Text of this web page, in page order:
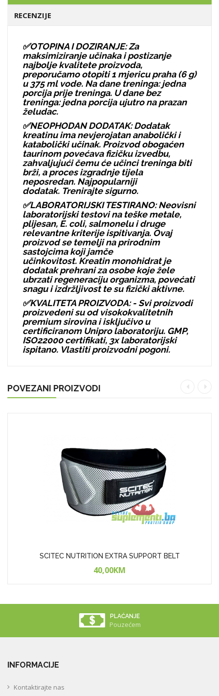
RECENZIJE
✅OTOPINA I DOZIRANJE: Za
maksimiziranje učinaka i postizanje
najbolje kvalitete proizvoda,
preporučamo otopiti 1 mjericu praha (6 g)
u 375 ml vode. Na dane treninga: jedna
porcija prije treninga. U dane bez
treninga: jedna porcija ujutro na prazan
želudac.
✅NEOPHODAN DODATAK: Dodatak
kreatinu ima nevjerojatan anabolički i
katabolički učinak. Proizvod obogaćen
taurinom povećava fizičku izvedbu,
zahvaljujući čemu će učinci treninga biti
brži, a proces izgradnje tijela
neposredan. Najpopularniji
dodatak. Trenirajte sigurno.
✅LABORATORIJSKI TESTIRANO: Neovisni
laboratorijski testovi na teške metale,
plijesan, E. coli, salmonelu i druge
relevantne kriterije ispitivanja. Ovaj
proizvod se temelji na prirodnim
sastojcima koji jamče
učinkovitost. Kreatin monohidrat je
dodatak prehrani za osobe koje žele
ubrzati regeneraciju organizma, povećati
snagu i izdržljivost te su fizički aktivne.
✅KVALITETA PROIZVODA: - Svi proizvodi
proizvedeni su od visokokvalitetnih
premium sirovina i isključivo u
certificiranom Unipro laboratoriju. GMP,
ISO22000 certifikati, 3x laboratorijski
ispitano. Vlastiti proizvodni pogoni.
POVEZANI PROIZVODI
SCITEC NUTRITION EXTRA SUPPORT BELT
40,00KM
PLAĆANJE
Pouzećem
INFORMACIJE
Kontaktirajte nas